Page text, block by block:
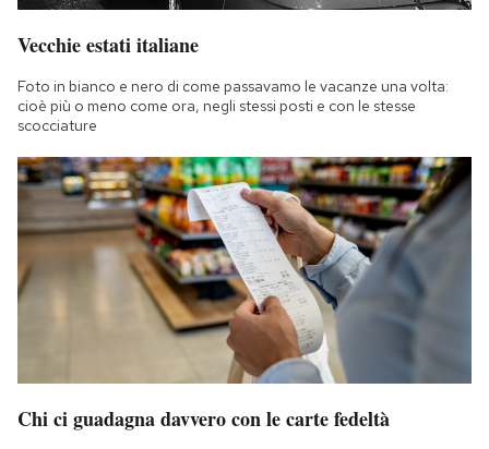
Vecchie estati italiane
Foto in bianco e nero di come passavamo le vacanze una volta:
cioè più o meno come ora, negli stessi posti e con le stesse
scocciature
Chi ci guadagna davvero con le carte fedeltà